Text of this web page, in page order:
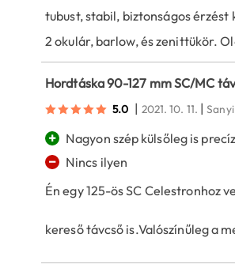
tubust, stabil, biztonságos
2 okulár, barlow, és zenittükör.
Hordtáska 90-127 mm SC/MC
5.0 | 2021. 10. 11. |Sanyi
+ Nagyon szép külsőleg is
−
Nincs ilyen
Én egy 125-ös SC Celestronhoz
kereső távcső is.Valószínűleg a